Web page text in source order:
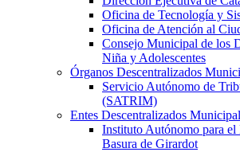
Oficina de Tecnología y
Oficina de Atención al
Consejo Municipal de los
Niña y Adolescentes
Órganos Descentralizados
Servicio Autónomo de
(SATRIM)
Entes Descentralizados
Instituto Autónomo para
Basura de Girardot